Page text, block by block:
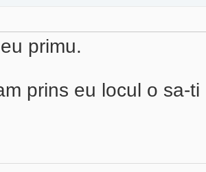
primu.
prins eu locul o sa-